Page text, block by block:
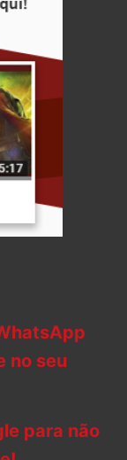
no seu
para não